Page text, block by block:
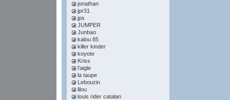
jonathan
jpr31
jps
JUMPER
Junbao
kalou 85
killer kinder
koyote
Kriss
l'aigle
la taupe
Lebouzin
lilou
louis rider catalan